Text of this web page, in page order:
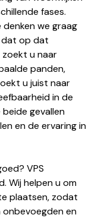
fases.
we graag
dat op dat
zoekt u naar
panden,
u juist naar
in de
gevallen
en de ervaring in
VPS
Wij helpen u om
plaatsen, zodat
en